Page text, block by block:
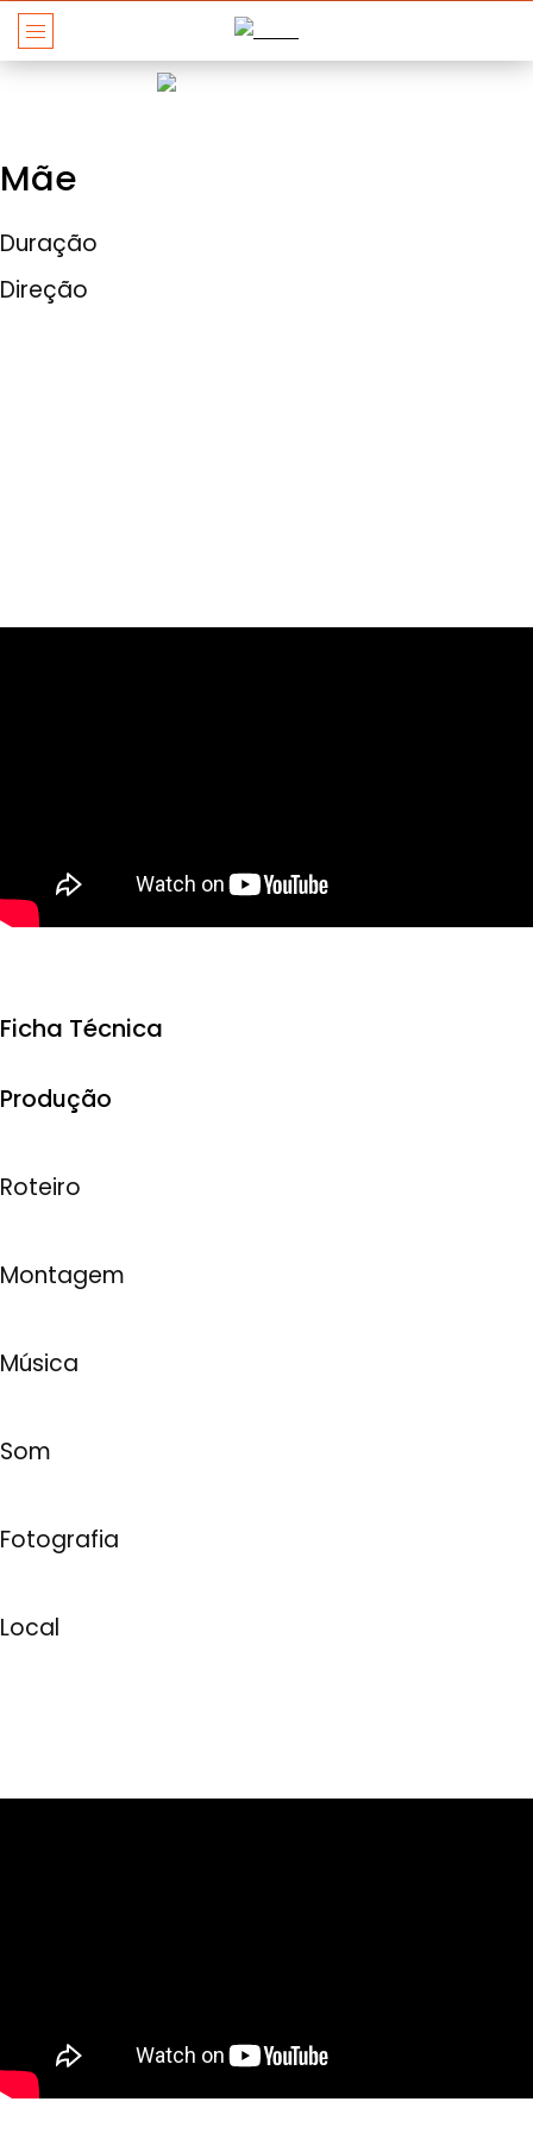
Mãe
Duração
Direção
Ficha Técnica
Produção
Roteiro
Montagem
Música
Som
Fotografia
Local